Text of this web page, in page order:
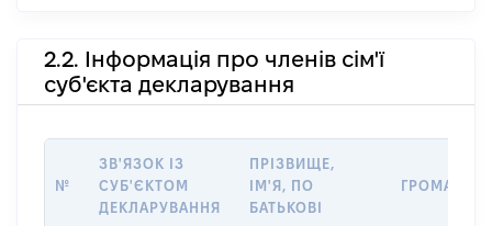
2.2. Інформація про членів сім'ї
суб'єкта декларування
№
ЗВ'ЯЗОК ІЗ
СУБ'ЄКТОМ
ДЕКЛАРУВАННЯ
ПРІЗВИЩЕ,
ІМ'Я, ПО
БАТЬКОВІ